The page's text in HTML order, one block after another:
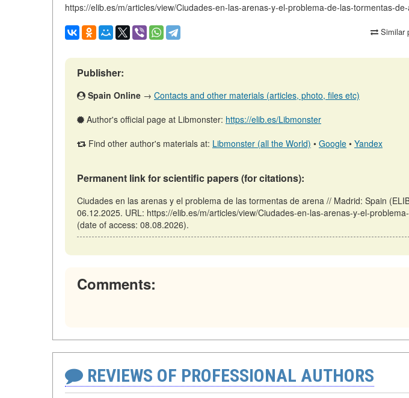
https://elib.es/m/articles/view/Ciudades-en-las-arenas-y-el-problema-de-las-tormentas-
Similar
Publisher:
Spain Online → Contacts and other materials (articles, photo, files etc)
Author's official page at Libmonster: https://elib.es/Libmonster
Find other author's materials at: Libmonster (all the World) • Google • Yandex
Permanent link for scientific papers (for citations):
Ciudades en las arenas y el problema de las tormentas de arena // Madrid: Spain
06.12.2025. URL: https://elib.es/m/articles/view/Ciudades-en-las-arenas-y-el-
(date of access: 08.08.2026).
Comments:
REVIEWS OF PROFESSIONAL AUTHORS